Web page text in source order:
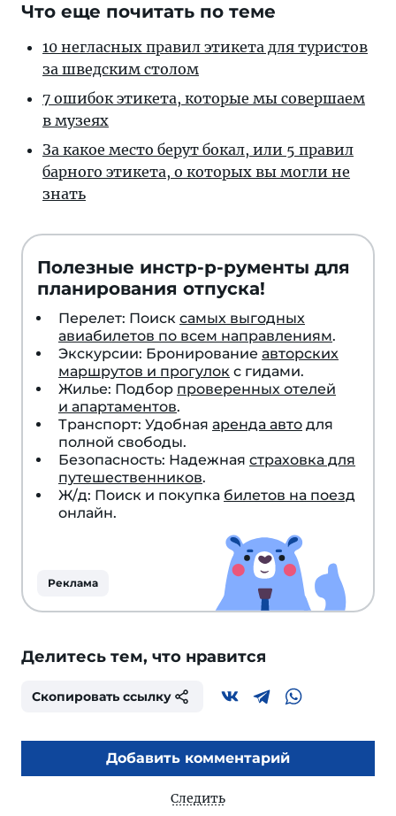
Что еще почитать по теме
10 негласных правил этикета для туристов
за шведским столом
7 ошибок этикета, которые мы совершаем
в музеях
За какое место берут бокал, или 5 правил
барного этикета, о которых вы могли не
знать
Полезные инстр-р-рументы для
планирования отпуска!
Перелет: Поиск самых выгодных
авиабилетов по всем направлениям.
Экскурсии: Бронирование авторских
маршрутов и прогулок с гидами.
Жилье: Подбор проверенных отелей
и апартаментов.
Транспорт: Удобная аренда авто для
полной свободы.
Безопасность: Надежная страховка для
путешественников.
Ж/д: Поиск и покупка билетов на поезд
онлайн.
Реклама
Делитесь тем, что нравится
Скопировать ссылку
Добавить комментарий
Следить